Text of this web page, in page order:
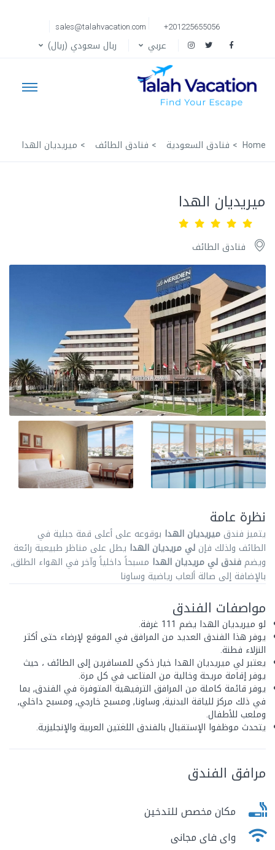
+201225655056
sales@talahvacation.com
عربي ربال سعودي (ريال)
Home فنادق السعودية فنادق الطائف ميريديان الهدا
ميريديان الهدا
فنادق الطائف
نظرة عامة
يتميز فندق ميريديان الهدا بوقوعه على أعلى قمة جبلية في
الطائف ولذلك فإنلي مريديان الهدا يطل على مناظر طبيعية رائعة
ويضمفندقليمريديان الهدا مسبحاً داخلياً وآخر في الهواء الطلق,
بالإضافة إلى صالة ألعاب رياضية وساونا
مواصفات الفندق
لو ميريديان الهدا يضم 111 غرفة.
يوفر هذا الفندق العديد من المرافق في الموقع لإرضاء حتى أكثر
النزلاء فطنة.
يعتبر لي ميريديان الهدا خيار ذكي للمسافرين إلى الطائف ، حيث
يوفر إقامة مريحة وخالية من المتاعب في كل مرة.
يوفر قائمة كاملة من المرافق الترفيهية المتوفرة في الفندق, بما
في ذلك مركز للياقة البدنية, وساونا, ومسبح خارجي, ومسبح داخلي,
وملعب للأطفال.
يتحدث موظفوا الإستقبال بالفندق اللغتين العربية والإنجليزية.
مرافق الفندق
مكان مخصص للتدخين
واى فاى مجانى